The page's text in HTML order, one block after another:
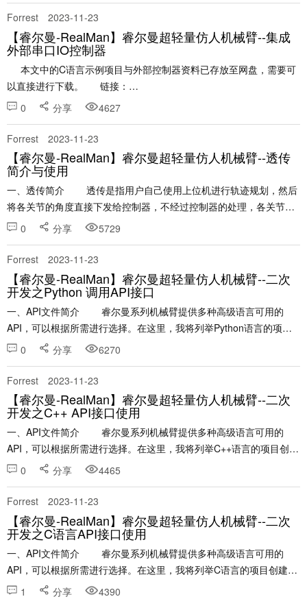
Forrest 2023-11-23
【睿尔曼-RealMan】睿尔曼超轻量仿人机械臂--集成
外部串口IO控制器
本文中的C语言示例项目与外部控制器资料已存放至网盘，需要可
以直接进行下载。 链接：
https://pan.baidu.com/s/1xPAf5AajKaM......
0 分享 4627
Forrest 2023-11-23
【睿尔曼-RealMan】睿尔曼超轻量仿人机械臂--透传
简介与使用
一、透传简介 透传是指用户自己使用上位机进行轨迹规划，然后
将各关节的角度直接下发给控制器，不经过控制器的处理，各关节直
接运行。机械臂运行的效果直接依赖于用户轨迹规划的水平。
0 分享 5729
Forrest 2023-11-23
【睿尔曼-RealMan】睿尔曼超轻量仿人机械臂--二次
开发之Python 调用API接口
一、API文件简介 睿尔曼系列机械臂提供多种高级语言可用的
API，可以根据所需进行选择。在这里，我将列举Python语言的项目
创建及接口使用。 本文章涉及的示例项目网盘链接如下：......
0 分享 6270
Forrest 2023-11-23
【睿尔曼-RealMan】睿尔曼超轻量仿人机械臂--二次
开发之C++ API接口使用
一、API文件简介 睿尔曼系列机械臂提供多种高级语言可用的
API，可以根据所需进行选择。在这里，我将列举C++语言的项目创建
及接口使用。 ......
0 分享 4465
Forrest 2023-11-23
【睿尔曼-RealMan】睿尔曼超轻量仿人机械臂--二次
开发之C语言API接口使用
一、API文件简介 睿尔曼系列机械臂提供多种高级语言可用的
API，可以根据所需进行选择。在这里，我将列举C语言的项目创建及
接口使用。 本......
1 分享 4390